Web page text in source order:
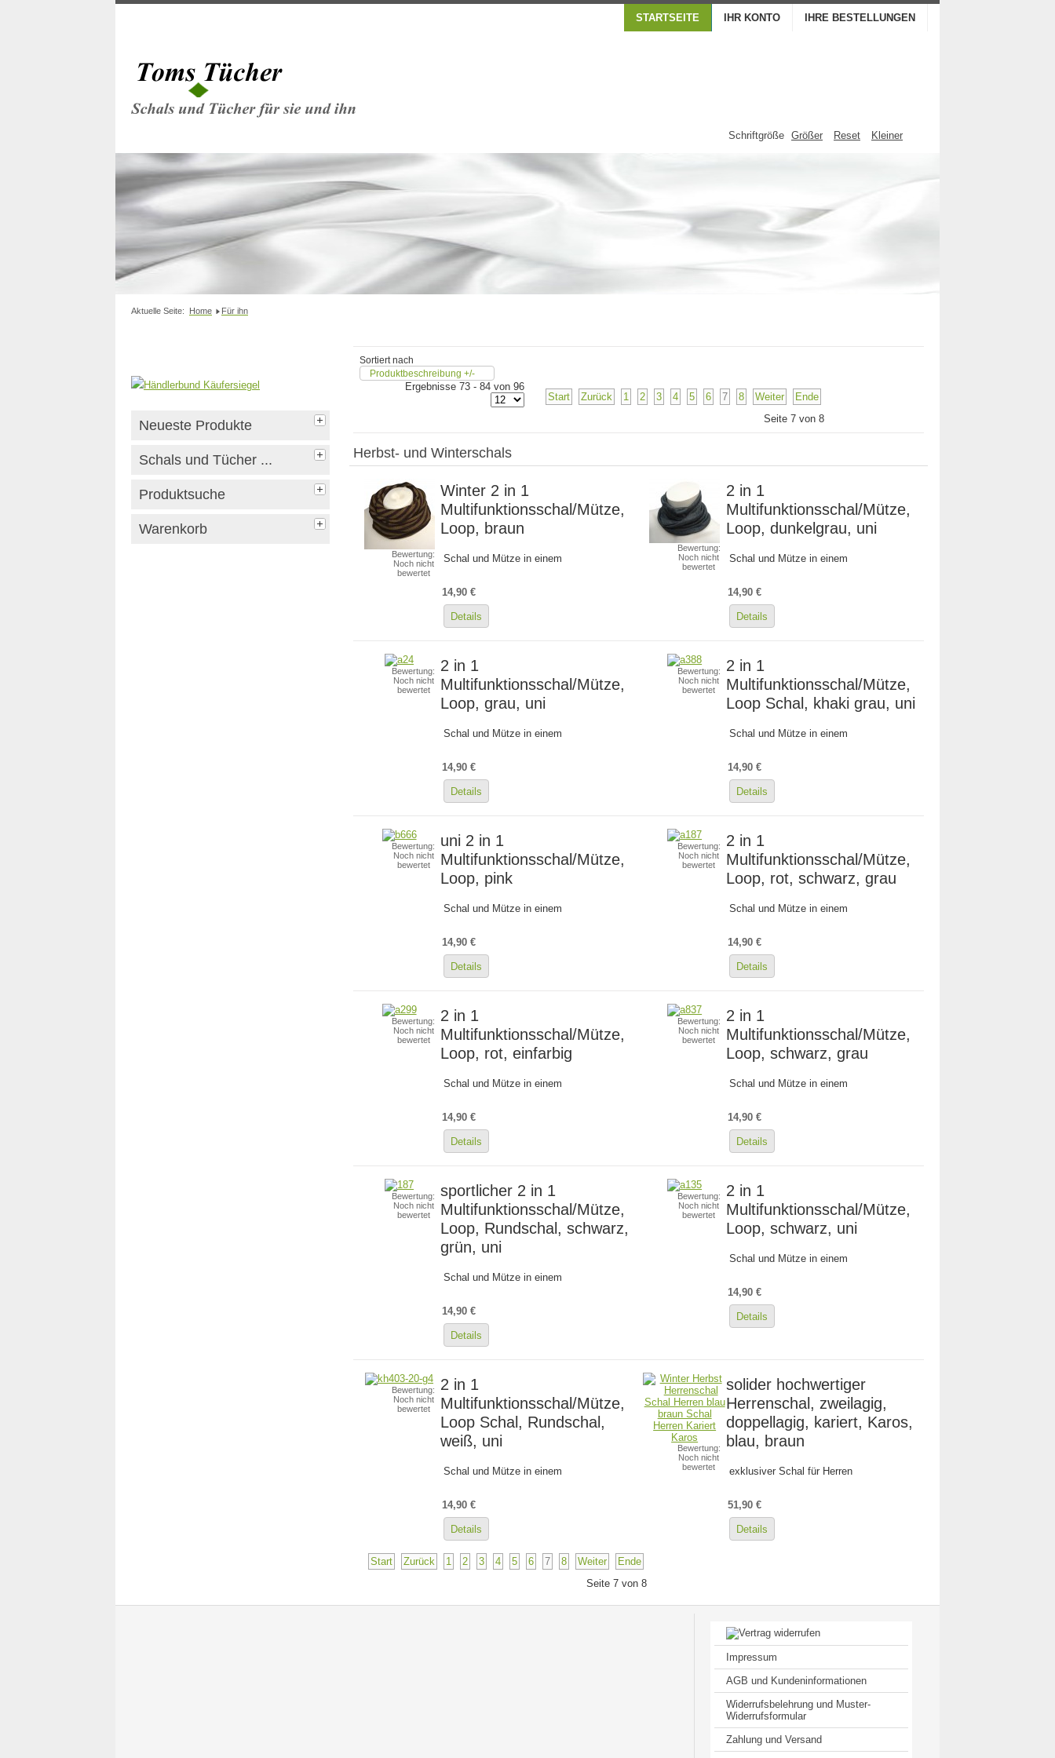
STARTSEITE IHR KONTO IHRE BESTELLUNGEN
Schriftgröße Größer Reset Kleiner
Aktuelle Seite: Home Für ihn
Neueste Produkte
Schals und Tücher ...
Produktsuche
Warenkorb
Sortiert nach
Produktbeschreibung +/-
Ergebnisse 73 - 84 von 96
Start
Zurück 1 2 3 4 5 6 7 8 Weiter
Ende
Seite 7 von 8
Herbst- und Winterschals
Bewertung:
Noch nicht
bewertet
Winter 2 in 1
Multifunktionsschal/Mütze,
Loop, braun
Schal und Mütze in einem
14,90 €
Details
Bewertung:
Noch nicht
bewertet
2 in 1
Multifunktionsschal/Mütze,
Loop, dunkelgrau, uni
Schal und Mütze in einem
14,90 €
Details
Bewertung:
Noch nicht
bewertet
2 in 1
Multifunktionsschal/Mütze,
Loop, grau, uni
Schal und Mütze in einem
14,90 €
Details
Bewertung:
Noch nicht
bewertet
2 in 1
Multifunktionsschal/Mütze,
Loop Schal, khaki grau, uni
Schal und Mütze in einem
14,90 €
Details
Bewertung:
Noch nicht
bewertet
uni 2 in 1
Multifunktionsschal/Mütze,
Loop, pink
Schal und Mütze in einem
14,90 €
Details
Bewertung:
Noch nicht
bewertet
2 in 1
Multifunktionsschal/Mütze,
Loop, rot, schwarz, grau
Schal und Mütze in einem
14,90 €
Details
Bewertung:
Noch nicht
bewertet
2 in 1
Multifunktionsschal/Mütze,
Loop, rot, einfarbig
Schal und Mütze in einem
14,90 €
Details
Bewertung:
Noch nicht
bewertet
2 in 1
Multifunktionsschal/Mütze,
Loop, schwarz, grau
Schal und Mütze in einem
14,90 €
Details
Bewertung:
Noch nicht
bewertet
sportlicher 2 in 1
Multifunktionsschal/Mütze,
Loop, Rundschal, schwarz,
grün, uni
Schal und Mütze in einem
14,90 €
Details
Bewertung:
Noch nicht
bewertet
2 in 1
Multifunktionsschal/Mütze,
Loop, schwarz, uni
Schal und Mütze in einem
14,90 €
Details
Bewertung:
Noch nicht
bewertet
2 in 1
Multifunktionsschal/Mütze,
Loop Schal, Rundschal,
weiß, uni
Schal und Mütze in einem
14,90 €
Details
Bewertung:
Noch nicht
bewertet
solider hochwertiger
Herrenschal, zweilagig,
doppellagig, kariert, Karos,
blau, braun
exklusiver Schal für Herren
51,90 €
Details
Start Zurück 1 2 3 4 5 6 7 8 Weiter
Ende
Seite 7 von 8
Impressum
AGB und Kundeninformationen
Widerrufsbelehrung und Muster-
Widerrufsformular
Zahlung und Versand